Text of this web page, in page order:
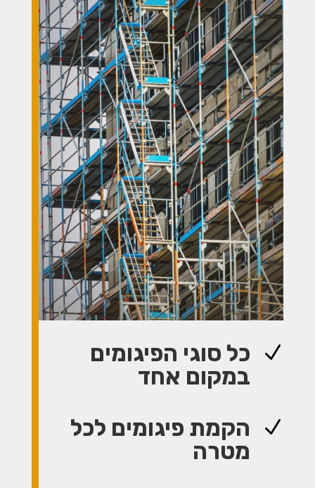
N
כל סוגי הפיגומים
במקום אחד
N
הקמת פיגומים לכל
מטרה